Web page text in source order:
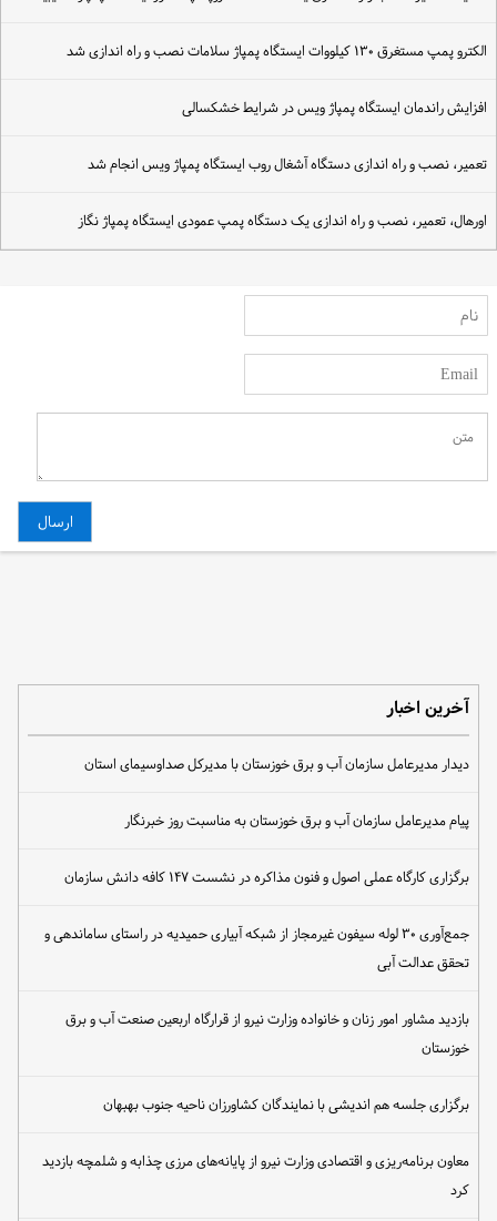
الکترو پمپ مستغرق ۱۳۰ کیلووات ایستگاه پمپاژ سلامات نصب و راه اندازی شد
افزایش راندمان ایستگاه پمپاژ ویس در شرایط خشکسالی
تعمیر، نصب و راه اندازی دستگاه آشغال روب ایستگاه پمپاژ ویس انجام شد
اورهال، تعمیر، نصب و راه اندازی یک دستگاه پمپ عمودی ایستگاه پمپاژ نگاز
آخرین اخبار
دیدار مدیرعامل سازمان آب و برق خوزستان با مدیرکل صداوسیمای استان
پیام مدیرعامل سازمان آب و برق خوزستان به مناسبت روز خبرنگار
برگزاری کارگاه عملی اصول و فنون مذاکره در نشست ۱۴۷ کافه دانش سازمان
جمع‌آوری ۳۰ لوله سیفون غیرمجاز از شبکه آبیاری حمیدیه در راستای ساماندهی و
تحقق عدالت آبی
بازدید مشاور امور زنان و خانواده وزارت نیرو از قرارگاه اربعین صنعت آب و برق
خوزستان
برگزاری جلسه هم اندیشی با نمایندگان کشاورزان ناحیه جنوب بهبهان
معاون برنامه‌ریزی و اقتصادی وزارت نیرو از پایانه‌های مرزی چذابه و شلمچه بازدید
کرد